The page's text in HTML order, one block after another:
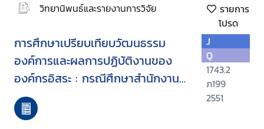
วิทยานิพนธ์และรายงานการวิจัย
รายการ
โปรด
การศึกษาเปรียบเทียบวัฒนธรรม
องค์การและผลการปฏิบัติงานของ
องค์กรอิสระ : กรณีศึกษาสำนักงานผู้
ตรวจการแผ่นดิน และสำนักงานคณะ
กรรมการสิทธิมนุษยชนแห่งชาติ
J
Q
1743.2
ภ199
2551